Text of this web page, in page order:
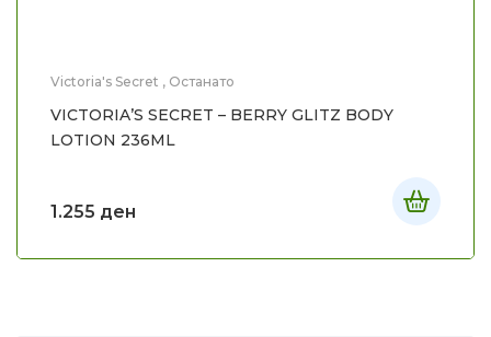
Victoria's Secret , Останато
VICTORIA’S SECRET – BERRY GLITZ BODY
LOTION 236ML
1.255 ден